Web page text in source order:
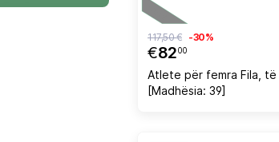
€8200
117,50 € -30%
Atlete për femra Fila, të
[Madhësia: 39]